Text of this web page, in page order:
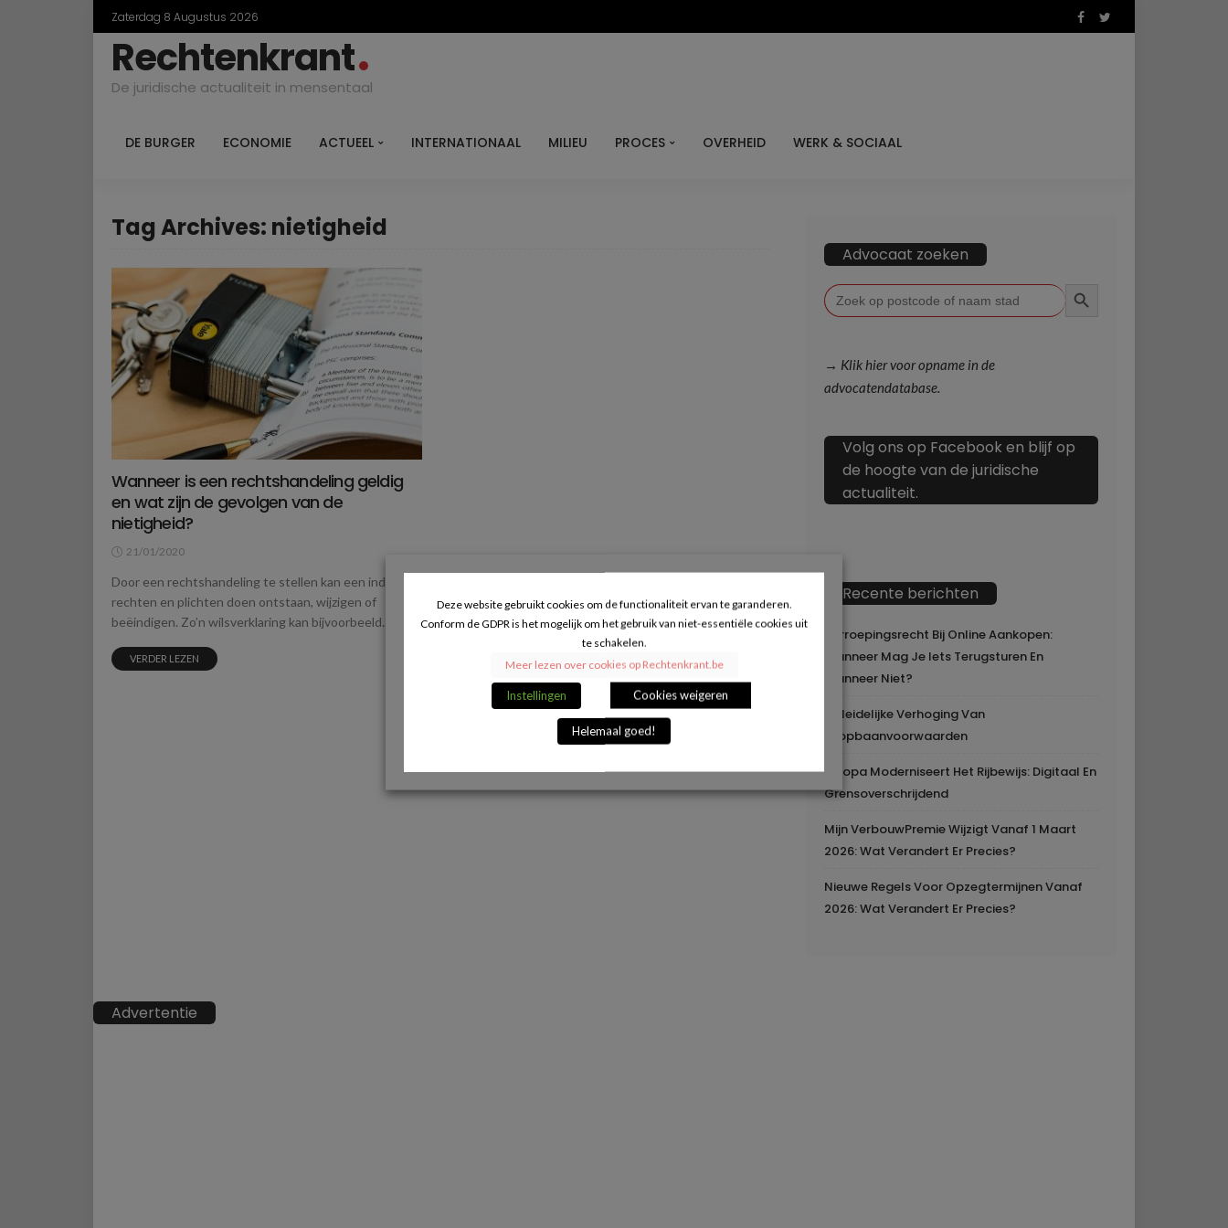
Zaterdag 8 Augustus 2026
Rechtenkrant
De juridische actualiteit in mensentaal
DE BURGER ECONOMIE ACTUEEL INTERNATIONAAL MILIEU PROCES OVERHEID WERK & SOCIAAL
Tag Archives: nietigheid
Wanneer is een rechtshandeling geldig
en wat zijn de gevolgen van de
nietigheid?
21/01/2020
Door een rechtshandeling te stellen kan een individu
rechten en plichten doen ontstaan, wijzigen of
beëindigen. Zo’n wilsverklaring kan bijvoorbeeld...
VERDER LEZEN
Advocaat zoeken
Zoek
naar:
→ Klik hier voor opname in de
advocatendatabase.
Volg ons op Facebook en blijf op
de hoogte van de juridische
actualiteit.
Recente berichten
Herroepingsrecht Bij Online Aankopen:
Wanneer Mag Je Iets Terugsturen En
Wanneer Niet?
Geleidelijke Verhoging Van
Loopbaanvoorwaarden
Europa Moderniseert Het Rijbewijs: Digitaal En
Grensoverschrijdend
Mijn VerbouwPremie Wijzigt Vanaf 1 Maart
2026: Wat Verandert Er Precies?
Nieuwe Regels Voor Opzegtermijnen Vanaf
2026: Wat Verandert Er Precies?
Advertentie
Deze website gebruikt cookies om de functionaliteit ervan te garanderen.
Conform de GDPR is het mogelijk om het gebruik van niet-essentiële cookies uit
te schakelen.
Meer lezen over cookies op Rechtenkrant.be
Instellingen Cookies weigeren
Helemaal goed!